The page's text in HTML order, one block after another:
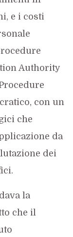
e i costi
Authority
con un
che
da
dei
la
che il